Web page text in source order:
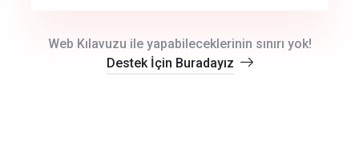
Web Kılavuzu ile yapabileceklerinin sınırı yok!
Destek İçin Buradayız